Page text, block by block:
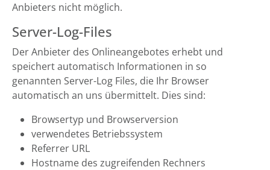
Anbieters nicht möglich.
Server-Log-Files
Der Anbieter des Onlineangebotes erhebt und
speichert automatisch Informationen in so
genannten Server-Log Files, die Ihr Browser
automatisch an uns übermittelt. Dies sind:
Browsertyp und Browserversion
verwendetes Betriebssystem
Referrer URL
Hostname des zugreifenden Rechners